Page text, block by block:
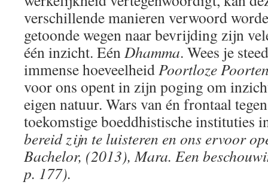
verschillende manieren verwoord
getoonde wegen naar bevrijding zijn
één inzicht. EénDhamma. Wees je
immense hoeveelheidPoortloze
voor ons opent in zijn poging om
eigen natuur. Wars van én frontaal
toekomstige boeddhistische instituties
bereid zijn te luisteren en ons ervoor
Bachelor, (2013), Mara. Een
p. 177).